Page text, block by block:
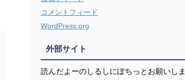
コメントフィード
WordPress.org
外部サイト
読んだよーのしるしにぽちっとお願いしま